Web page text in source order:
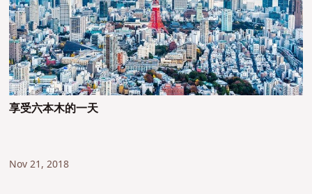
享受六本木的一天
Nov 21, 2018